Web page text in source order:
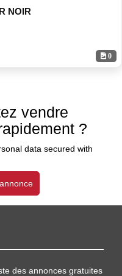
0
NOIR
vendre
?
data secured with
des annonces gratuites